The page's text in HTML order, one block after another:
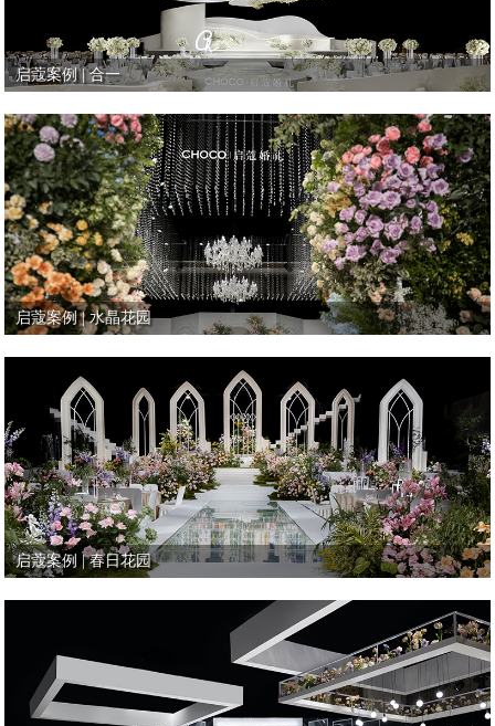
启蔻案例 | 合一
启蔻案例 | 水晶花园
启蔻案例 | 春日花园